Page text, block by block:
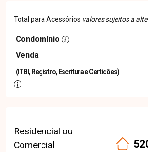
Total para Acessórios valores sujeitos a
Condomínio
Venda
(ITBI, Registro, Escritura e Certidões)
Residencial ou
Comercial